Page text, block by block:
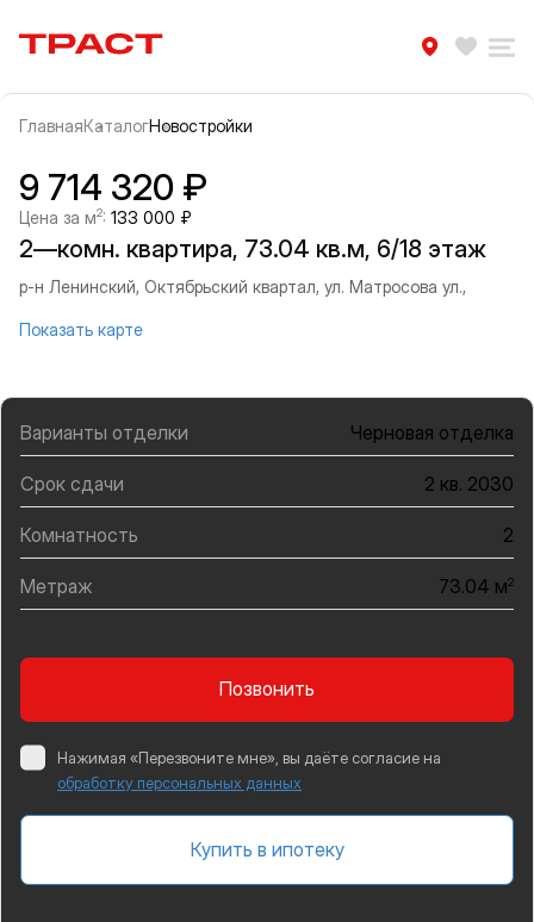
Траст | Служба недвижимости
ГлавнаяКаталогНовостройки
Информация об объекте
Галерея
9 714 320 ₽
Цена за м2: 133 000 ₽
2—комн. квартира, 73.04 кв.м, 6/18 этаж
р-н Ленинский, Октябрьский квартал, ул. Матросова ул.,
Показать карте
Варианты отделки Черновая отделка
Срок сдачи 2 кв. 2030
Комнатность 2
Метраж 73.04 м2
Позвонить
Нажимая «Перезвоните мне», вы даёте согласие на
обработку персональных данных
Купить в ипотеку